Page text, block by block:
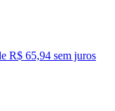
R$ 65,94 sem juros